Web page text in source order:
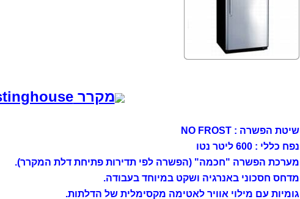
מקרר Westinghouse דגם WRTT23
שיטת הפשרה : NO FROST
נפח כללי : 600 ליטר נטו
מערכת הפשרה "חכמה" (הפשרה לפי תדירות פתיחת דלת המקרר).
מדחס חסכוני באנרגיה ושקט במיוחד בעבודה.
גומיות עם מילוי אוויר לאטימה מקסימלית של הדלתות.